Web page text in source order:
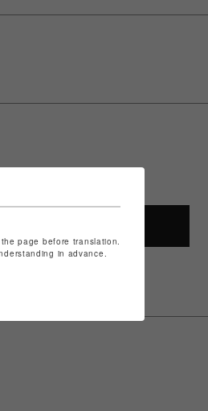
page before translation.
in advance.